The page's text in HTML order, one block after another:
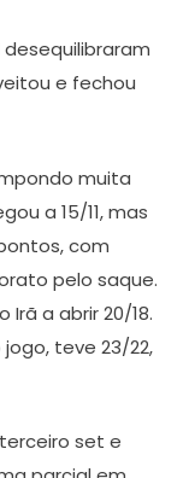
e fechou
muita
a 15/11, mas
com
pelo saque.
Irã a abrir 20/18.
teve 23/22,
set e